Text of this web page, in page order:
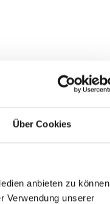
Über Cookies
anbieten zu können
Verwendung unserer
Induktivhärten